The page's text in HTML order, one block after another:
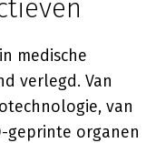
medische
verlegd. Van
van
geprinte organen